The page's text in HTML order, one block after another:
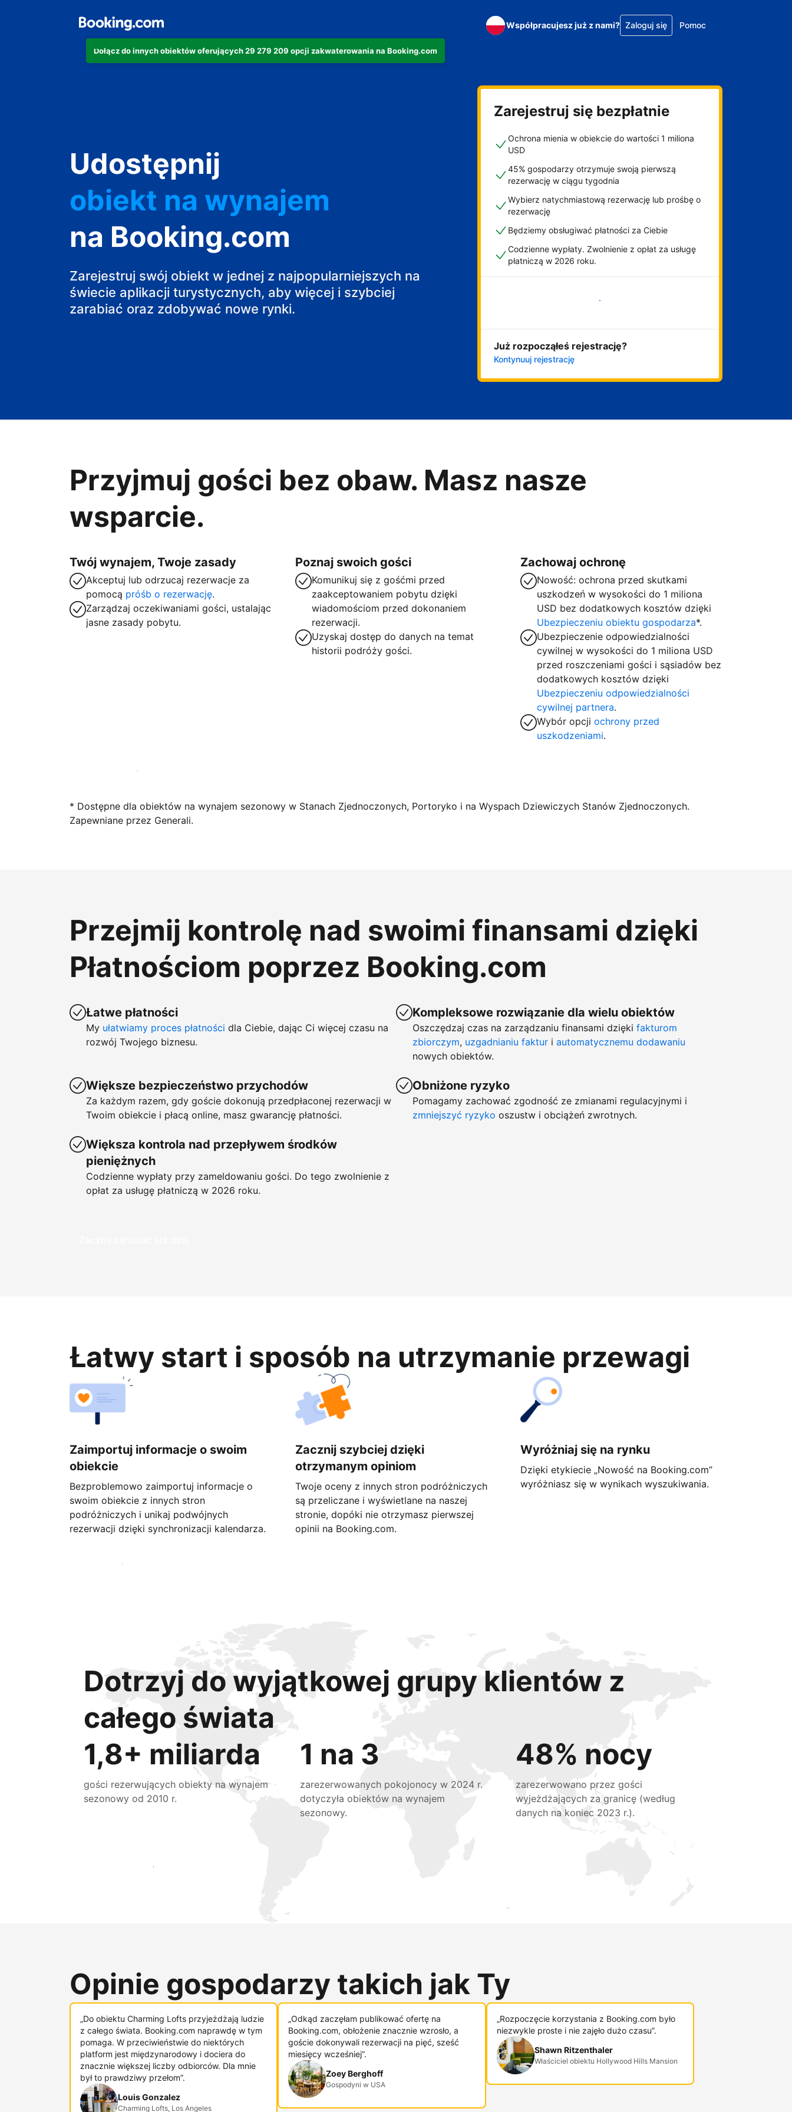
Dołącz do innych obiektów oferujących 29 279 209 opcji zakwaterowania na Booking.com
Współpracujesz już z nami? Zaloguj się Pomoc
Udostępnij
hotel
obiekt na wynajem
wakacyjny
pensjonat
obiekt B&B
na Booking.com
Zarejestruj swój obiekt w jednej z najpopularniejszych na
świecie aplikacji turystycznych, aby więcej i szybciej
zarabiać oraz zdobywać nowe rynki.
Zarejestruj się bezpłatnie
Ochrona mienia w obiekcie do wartości 1 miliona
USD
45% gospodarzy otrzymuje swoją pierwszą
rezerwację w ciągu tygodnia
Wybierz natychmiastową rezerwację lub prośbę o
rezerwację
Będziemy obsługiwać płatności za Ciebie
Codzienne wypłaty. Zwolnienie z opłat za usługę
płatniczą w 2026 roku.
Zacznij już teraz
Już rozpocząłeś rejestrację?
Kontynuuj rejestrację
Przyjmuj gości bez obaw. Masz nasze
wsparcie.
Twój wynajem, Twoje zasady
Akceptuj lub odrzucaj rezerwacje za
pomocą próśb o rezerwację.
Zarządzaj oczekiwaniami gości, ustalając
jasne zasady pobytu.
Poznaj swoich gości
Komunikuj się z gośćmi przed
zaakceptowaniem pobytu dzięki
wiadomościom przed dokonaniem
rezerwacji.
Uzyskaj dostęp do danych na temat
historii podróży gości.
Zachowaj ochronę
Nowość: ochrona przed skutkami
uszkodzeń w wysokości do 1 miliona
USD bez dodatkowych kosztów dzięki
Ubezpieczeniu obiektu gospodarza*.
Ubezpieczenie odpowiedzialności
cywilnej w wysokości do 1 miliona USD
przed roszczeniami gości i sąsiadów bez
dodatkowych kosztów dzięki
Ubezpieczeniu odpowiedzialności
cywilnej partnera.
Wybór opcjiochrony przed
uszkodzeniami.
Zarejestruj obiekt już dziś
* Dostępne dla obiektów na wynajem sezonowy w Stanach Zjednoczonych, Portoryko i na Wyspach Dziewiczych Stanów Zjednoczonych.
Zapewniane przez Generali.
Przejmij kontrolę nad swoimi finansami dzięki
Płatnościom poprzez Booking.com
Łatwe płatności
My ułatwiamy proces płatności dla Ciebie, dając Ci więcej czasu na
rozwój Twojego biznesu.
Większe bezpieczeństwo przychodów
Za każdym razem, gdy goście dokonują przedpłaconej rezerwacji w
Twoim obiekcie i płacą online, masz gwarancję płatności.
Większa kontrola nad przepływem środków
pieniężnych
Codzienne wypłaty przy zameldowaniu gości. Do tego zwolnienie z
opłat za usługę płatniczą w 2026 roku.
Kompleksowe rozwiązanie dla wielu obiektów
Oszczędzaj czas na zarządzaniu finansami dzięki fakturom
zbiorczym, uzgadnianiu faktur i automatycznemu dodawaniu
nowych obiektów.
Obniżone ryzyko
Pomagamy zachować zgodność ze zmianami regulacyjnymi i
zmniejszyć ryzyko oszustw i obciążeń zwrotnych.
Zacznij zarabiać już dziś
Łatwy start i sposób na utrzymanie przewagi
Zaimportuj informacje o swoim
obiekcie
Bezproblemowo zaimportuj informacje o
swoim obiekcie z innych stron
podróżniczych i unikaj podwójnych
rezerwacji dzięki synchronizacji kalendarza.
Zacznij szybciej dzięki
otrzymanym opiniom
Twoje oceny z innych stron podróżniczych
są przeliczane i wyświetlane na naszej
stronie, dopóki nie otrzymasz pierwszej
opinii na Booking.com.
Wyróżniaj się na rynku
Dzięki etykiecie „Nowość na Booking.com”
wyróżniasz się w wynikach wyszukiwania.
Rozpocznij już dziś
Dotrzyj do wyjątkowej grupy klientów z
całego świata
1,8+ miliarda
gości rezerwujących obiekty na wynajem
sezonowy od 2010 r.
1 na 3
zarezerwowanych pokojonocy w 2024 r.
dotyczyła obiektów na wynajem
sezonowy.
48% nocy
zarezerwowano przez gości
wyjeżdżających za granicę (według
danych na koniec 2023 r.).
Dotrzyj do nowych gości już dziś
Opinie gospodarzy takich jak Ty
„Do obiektu Charming Lofts przyjeżdżają ludzie
z całego świata. Booking.com naprawdę w tym
pomaga. W przeciwieństwie do niektórych
platform jest międzynarodowy i dociera do
znacznie większej liczby odbiorców. Dla mnie
był to prawdziwy przełom”.
Louis Gonzalez
Charming Lofts, Los Angeles
„Odkąd zaczęłam publikować ofertę na
Booking.com, obłożenie znacznie wzrosło, a
goście dokonywali rezerwacji na pięć, sześć
miesięcy wcześniej”.
Zoey Berghoff
Gospodyni w USA
„Rozpoczęcie korzystania z Booking.com było
niezwykle proste i nie zajęło dużo czasu”.
Shawn Ritzenthaler
Właściciel obiektu Hollywood Hills Mansion